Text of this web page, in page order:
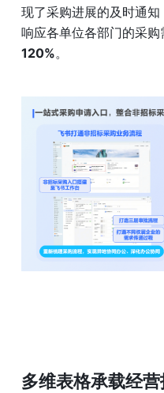
现了采购进展的及时通
响应各单位各部门的采购
120%。
多维表格承载经